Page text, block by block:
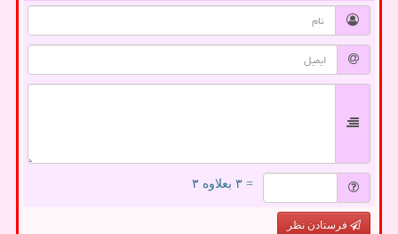
= ۳ بعلاوه ۳
فرستادن نظر